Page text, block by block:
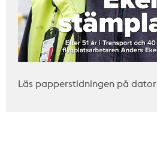
Läs papperstidningen på